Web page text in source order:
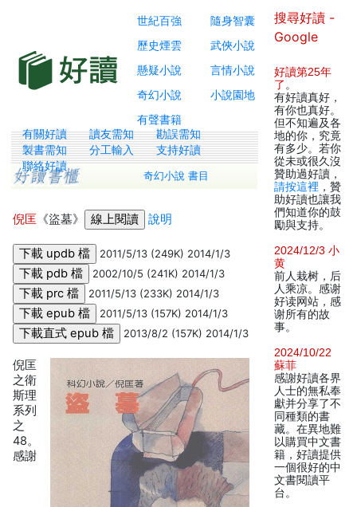
世紀百強
隨身智囊
歷史煙雲
武俠小說
懸疑小說
言情小說
奇幻小說
小說園地
有聲書籍
有關好讀 讀友需知
勘誤需知
製書需知
分工輸入
支持好讀
聯絡好讀
奇幻小說 書目
倪匡 《盜墓》 說明
2011/5/13 (249K) 2014/1/3
2002/10/5 (241K) 2014/1/3
2011/5/13 (233K) 2014/1/3
2011/5/13 (157K) 2014/1/3
2013/8/2 (157K) 2014/1/3
倪匡
之衛
斯理
系列
之
48。
感謝
搜尋好讀 -
Google
好讀第25年
了 。
有好讀真好，
有你也真好。
但不知遍及各
地的你，究竟
有多少。若你
從未或很久沒
贊助過好讀，
請按這裡 ，贊
助好讀也讓我
們知道你的鼓
勵與支持。
2024/12/3 小
黄
前人栽树，后
人乘凉。感谢
好读网站，感
谢所有的故
事。
2024/10/22
蘇菲
感謝好讀各界
人士的無私奉
獻并分享了不
同種類的書
藏。在異地難
以購買中文書
籍，好讀提供
一個很好的中
文書閱讀平
台。